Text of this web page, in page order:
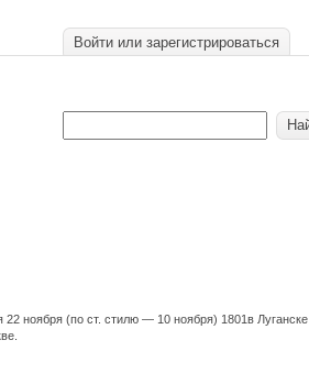
Войти или зарегистрироваться
22 ноября (по ст. стилю — 10 ноября) 1801в Луганске